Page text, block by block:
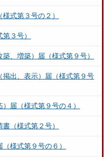
式第３号の２）
３号）
、増築）届（様式第９号）
出、表示）届（様式第９号
届（様式第９号の４）
（様式第２号）
様式第９号の６）